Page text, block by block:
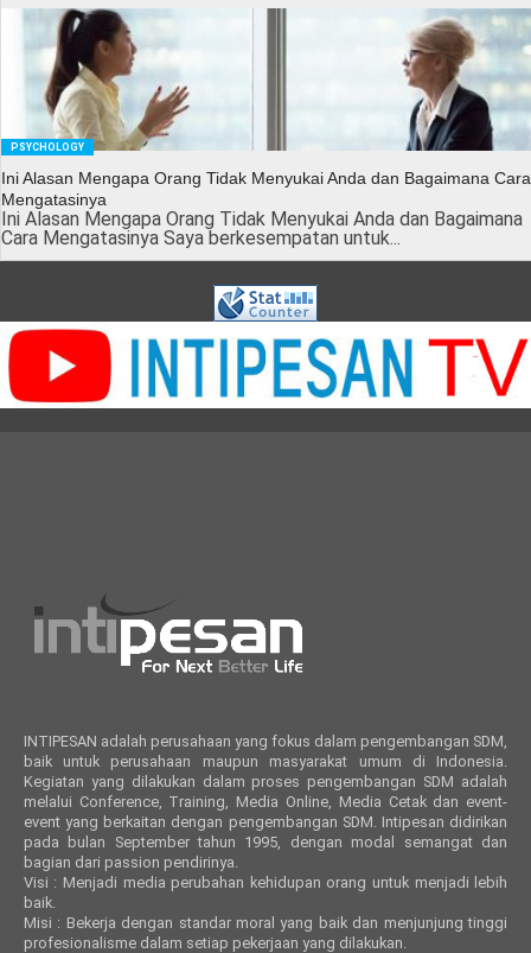
PSYCHOLOGY
Ini Alasan Mengapa Orang Tidak Menyukai Anda dan Bagaimana Cara
Mengatasinya
Ini Alasan Mengapa Orang Tidak Menyukai Anda dan Bagaimana
Cara Mengatasinya Saya berkesempatan untuk...
INTIPESAN adalah perusahaan yang fokus dalam pengembangan SDM,
baik untuk perusahaan maupun masyarakat umum di Indonesia.
Kegiatan yang dilakukan dalam proses pengembangan SDM adalah
melalui Conference, Training, Media Online, Media Cetak dan event-
event yang berkaitan dengan pengembangan SDM. Intipesan didirikan
pada bulan September tahun 1995, dengan modal semangat dan
bagian dari passion pendirinya.
Visi : Menjadi media perubahan kehidupan orang untuk menjadi lebih
baik.
Misi : Bekerja dengan standar moral yang baik dan menjunjung tinggi
profesionalisme dalam setiap pekerjaan yang dilakukan.